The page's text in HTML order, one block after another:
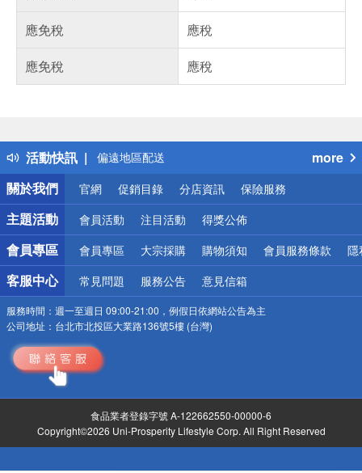
應免稅
應稅
應免稅
應稅
活動快訊
詐騙網頁！請小心！
銀行優惠
偏遠地區配送
詐騙網頁！請小心！
more
關於我們
官網 促銷目錄 分店資訊 保險服務
主題活動 會員活動 注目活動 得獎公佈
會員專區 會員專區 大宗採購 購物須知 會員服務條款 隱
客服中心 常見問題 服務公告 意見信箱
服務時間： 週一至週日 09:00-21:00，例假日依網站公告為主
公司地址： 台北市北投區大業路136號5樓 (台灣)
食品業者登錄字號 A-122662550-00000-6
Copyright©2026 Uni-Prosperity Lifestyle Corp. All Right Reserved